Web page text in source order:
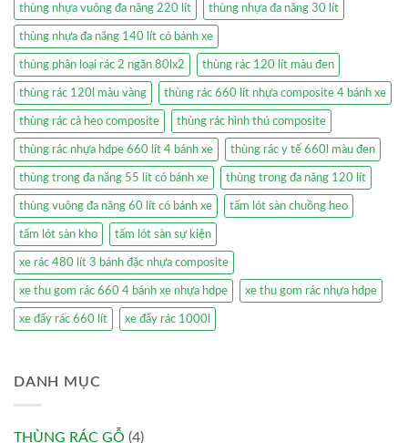
thùng nhựa vuông đa năng 220 lít thùng nhựa đa năng 30 lít
thùng nhựa đa năng 140 lít có bánh xe
thùng phân loại rác 2 ngăn 80lx2 thùng rác 120 lít màu đen
thùng rác 120l màu vàng thùng rác 660 lít nhựa composite 4 bánh xe
thùng rác cà heo composite thùng rác hình thú composite
thùng rác nhựa hdpe 660 lít 4 bánh xe thùng rác y tế 660l màu đen
thùng trong đa năng 55 lít có bánh xe thùng trong đa năng 120 lít
thùng vuông đa năng 60 lít có bánh xe tấm lót sàn chuồng heo
tấm lót sàn kho tấm lót sàn sự kiện
xe rác 480 lít 3 bánh đặc nhựa composite
xe thu gom rác 660 4 bánh xe nhựa hdpe xe thu gom rác nhựa hdpe
xe đẩy rác 660 lít xe đẩy rác 1000l
DANH MỤC
THÙNG RÁC GỖ (4)